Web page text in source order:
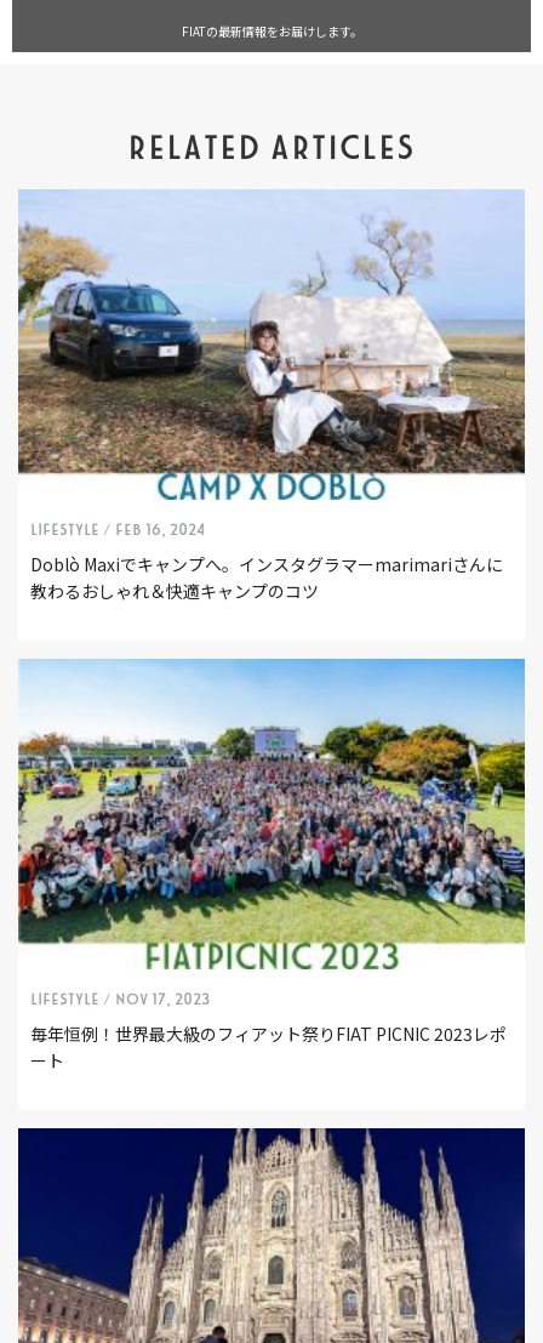
FIATの最新情報をお届けします。
RELATED ARTICLES
LIFESTYLE / Feb 16, 2024
Doblò Maxiでキャンプへ。インスタグラマーmarimariさんに
教わるおしゃれ＆快適キャンプのコツ
LIFESTYLE / Nov 17, 2023
毎年恒例！世界最大級のフィアット祭りFIAT PICNIC 2023レポ
ート